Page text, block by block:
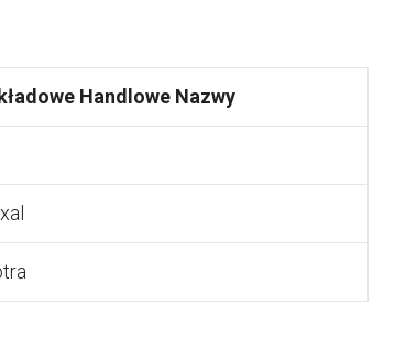
Handlowe Nazwy